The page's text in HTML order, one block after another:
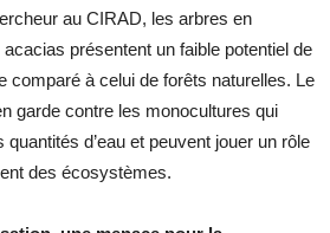
au CIRAD, les arbres en
présentent un faible potentiel de
comparé à celui de forêts naturelles. Le
garde contre les monocultures qui
d’eau et peuvent jouer un rôle
des écosystèmes.